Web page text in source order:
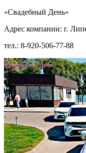
«Свадебный День»
Адрес компании: г.
тел.: 8-920-506-77-88